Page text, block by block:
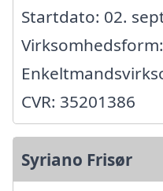
Startdato: 02.
Virksomhedsform:
CVR: 35201386
Syriano Frisør